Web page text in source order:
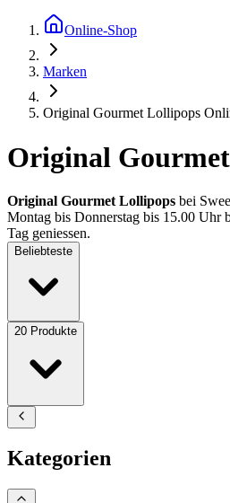
Online-Shop
Marken
Original Gourmet Lollipops
Original
Original Gourmet Lollipops bei
Montag bis Donnerstag bis 15.00 Uhr
Tag geniessen.
Beliebteste
20 Produkte
Kategorien